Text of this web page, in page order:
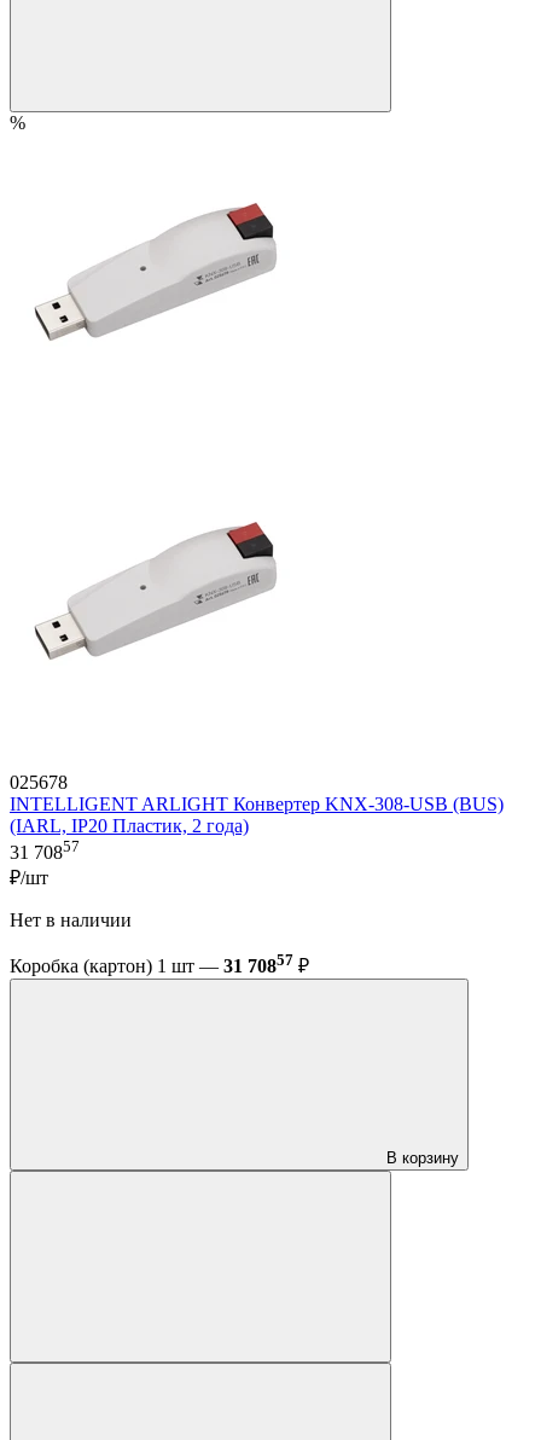
%
025678
INTELLIGENT ARLIGHT Конвертер KNX-308-USB (BUS)
(IARL, IP20 Пластик, 2 года)
31 70857
₽/шт
Нет в наличии
Коробка (картон) 1 шт — 31 70857 ₽
В корзину